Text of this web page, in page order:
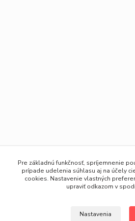
Pre základnú funkčnosť, spríjemnenie
prípade udelenia súhlasu aj na účely
cookies. Nastavenie vlastných
upraviť odkazom v
Nastavenia